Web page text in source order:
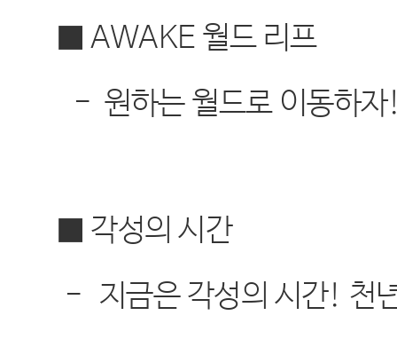
■AWAKE 월드 리프
- 원하는 월드로 이동하자
■ 각성의 시간
- 지금은 각성의 시간! 천